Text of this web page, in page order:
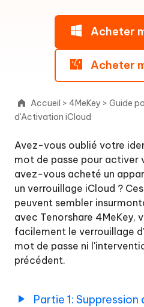
iAnyGo
Acheter
Acheter
15.0-
iOS
Partie
3:
iOS
16.0-
iOS
16.7
[Win/Mac]
mon
Accueil > 4MeKey > Guide
d'Activation iCloud
Avez-vous oublié votre
mot de passe pour activer
avez-vous acheté un
un verrouillage iCloud ?
peuvent sembler
avec Tenorshare 4MeKey,
facilement le verrouillage
mot de passe ni
précédent.
Partie 1: